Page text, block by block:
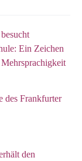
Ein Zeichen
des Frankfurter
den